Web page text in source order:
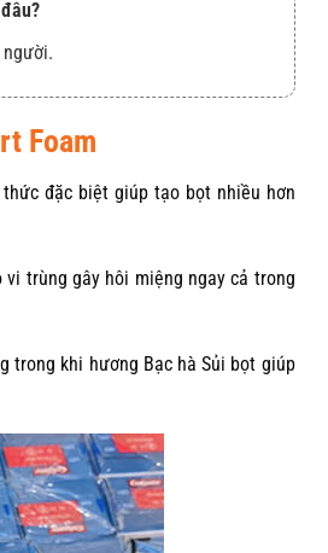
Foam
đặc biệt giúp tạo bọt nhiều hơn
trùng gây hôi miệng ngay cả trong
trong khi hương Bạc hà Sủi bọt giúp